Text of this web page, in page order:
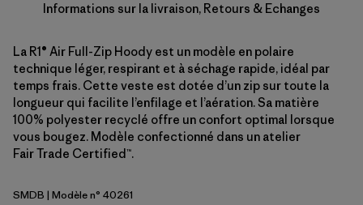
Informations sur la livraison, Retours & Echanges
La R1® Air Full-Zip Hoody est un modèle en polaire
technique léger, respirant et à séchage rapide, idéal par
temps frais. Cette veste est dotée d’un zip sur toute la
longueur qui facilite l’enfilage et l’aération. Sa matière
100% polyester recyclé offre un confort optimal lorsque
vous bougez. Modèle confectionné dans un atelier
Fair Trade Certified™.
Smolder Blue
SMDB | Modèle n° 40261